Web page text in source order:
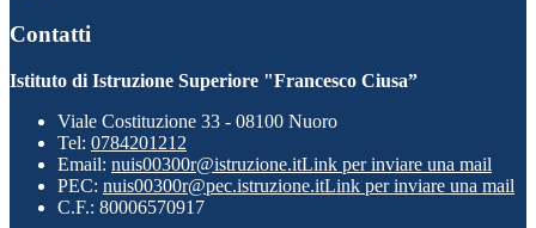
Contatti
Istituto di Istruzione Superiore "Francesco Ciusa”
Viale Costituzione 33 - 08100 Nuoro
Tel: 0784201212
Email: nuis00300r@istruzione.itLink per inviare una mail
PEC: nuis00300r@pec.istruzione.itLink per inviare una mail
C.F.: 80006570917